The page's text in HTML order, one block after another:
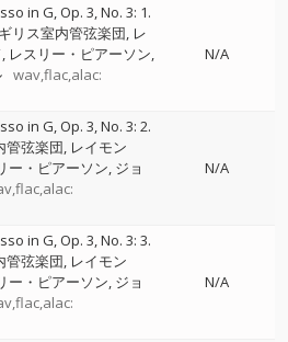
in G, Op. 3, No. 3: 1.
リス室内管弦楽団 レ
レスリー・ピアーソン
wav,flac,alac:
N/A
in G, Op. 3, No. 3: 2.
管弦楽団 レイモン
ー・ピアーソン ジョ
N/A
in G, Op. 3, No. 3: 3.
管弦楽団 レイモン
ー・ピアーソン ジョ
N/A